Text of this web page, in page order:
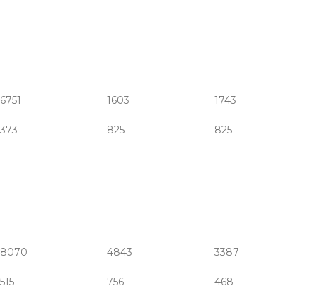
6751
373
1603
825
1743
825
8070
515
4843
756
3387
468